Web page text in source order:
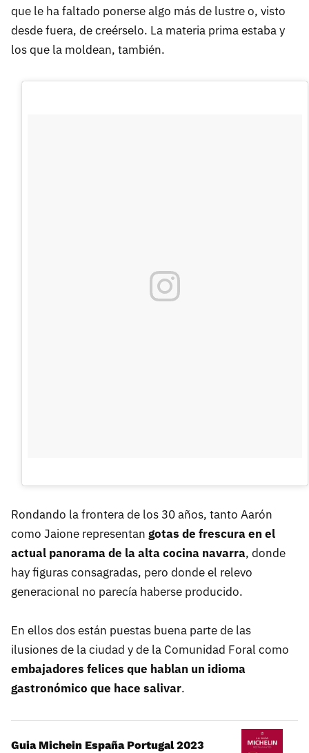
que le ha faltado ponerse algo más de lustre o, visto
desde fuera, de creérselo. La materia prima estaba y
los que la moldean, también.
Rondando la frontera de los 30 años, tanto Aarón
como Jaione representan gotas de frescura en el
actual panorama de la alta cocina navarra, donde
hay figuras consagradas, pero donde el relevo
generacional no parecía haberse producido.
En ellos dos están puestas buena parte de las
ilusiones de la ciudad y de la Comunidad Foral como
embajadores felices que hablan un idioma
gastronómico que hace salivar.
Guia Michein España Portugal 2023